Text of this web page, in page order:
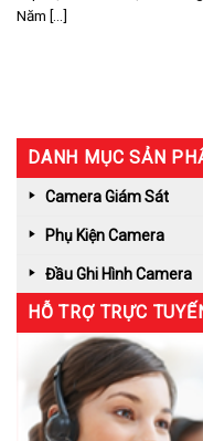
Năm [...]
DANH MỤC SẢN
Camera Giám Sát
Phụ Kiện Camera
Đầu Ghi Hình Camera
HỖ TRỢ TRỰC